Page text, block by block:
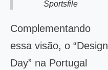
Sportsfile
Complementando
essa visão, o “Design
Day” na Portugal